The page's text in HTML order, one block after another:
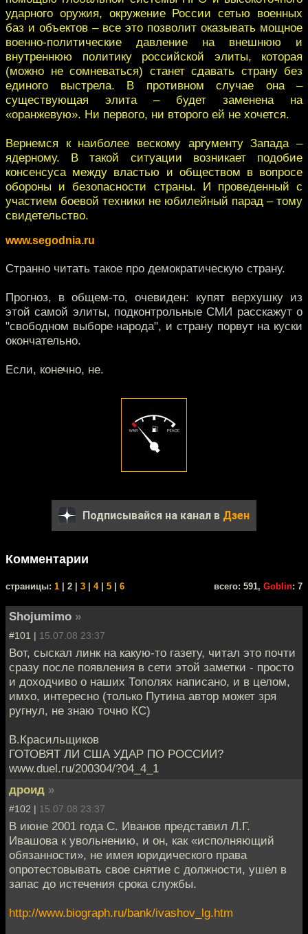
ударного оружия, окружение России сетью военных
баз и объектов – все это позволит оказывать мощное
военно-политические давление на внешнюю и
внутреннюю политику российской элиты, которая
(можно не сомневаться) станет сдавать страну без
единого выстрела. В противном случае она –
существующая элита – будет заменена на
«оранжевую». Ни первого, ни второго ей не хочется.
Вернемся к наиболее вескому аргументу Запада –
ядерному. В такой ситуации возникает подобие
консенсуса между властью и обществом в вопросе
обороны и безопасности страны. И проведенный с
участием боевой техники не юбилейный парад – тому
свидетельство.
www.segodnia.ru
Странно читать такое про демократическую страну.
Прогноз, в общем-то, очевиден: купят верхушку из
этой самой элиты, подконтрольные СМИ расскажут о
"свободном выборе народа", и страну порвут на куски
окончательно.
Если, конечно, не.
Подписывайся на канал в Дзен
Комментарии
cтраницы: 1 | 2 | 3 4| 5 6 всего: 591, Goblin: 7
Shojumimo »
#101 | 15.07.08 23:37
Вот, сыскал линк на какую-то газету, читал это почти
сразу после появления в сети этой заметки - просто
и доходчиво о наших Тополях написано, и в целом,
имхо, интересно (только Путина автор может зря
ругнул, не знаю точно КС)
В.Красильщиков
ГОТОВЯТ ЛИ США УДАР ПО РОССИИ?
www.duel.ru/200304/?04_4_1
дроид »
#102 | 15.07.08 23:37
В июне 2001 года С. Иванов представил Л.Г.
Ивашова к увольнению, и он, как «исполняющий
обязанности», не имея юридического права
опротестовывать свое снятие с должности, ушел в
запас до истечения срока службы.
http://www.biograph.ru/bank/ivashov_lg.htm